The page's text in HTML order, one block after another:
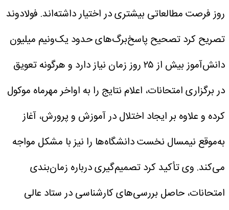
روز فرصت مطالعاتی بیشتری در اختیار داشته‌اند. فولادوند
تصریح کرد تصحیح پاسخ‌برگ‌های حدود یک‌ونیم میلیون
دانش‌آموز بیش از ۲۵ روز زمان نیاز دارد و هرگونه تعویق
در برگزاری امتحانات، اعلام نتایج را به اواخر مهرماه موکول
کرده و علاوه بر ایجاد اختلال در آموزش و پرورش، آغاز
به‌موقع نیمسال نخست دانشگاه‌ها را نیز با مشکل مواجه
می‌کند. وی تأکید کرد تصمیم‌گیری درباره زمان‌بندی
امتحانات، حاصل بررسی‌های کارشناسی در ستاد عالی